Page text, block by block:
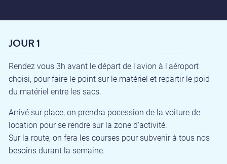
JOUR 1
Rendez vous 3h avant le départ de l'avion à l'aéroport
choisi, pour faire le point sur le matériel et repartir le poid
du matériel entre les sacs.
Arrivé sur place, on prendra pocession de la voiture de
location pour se rendre sur la zone d'activité.
Sur la route, on fera les courses pour subvenir à tous nos
besoins durant la semaine.